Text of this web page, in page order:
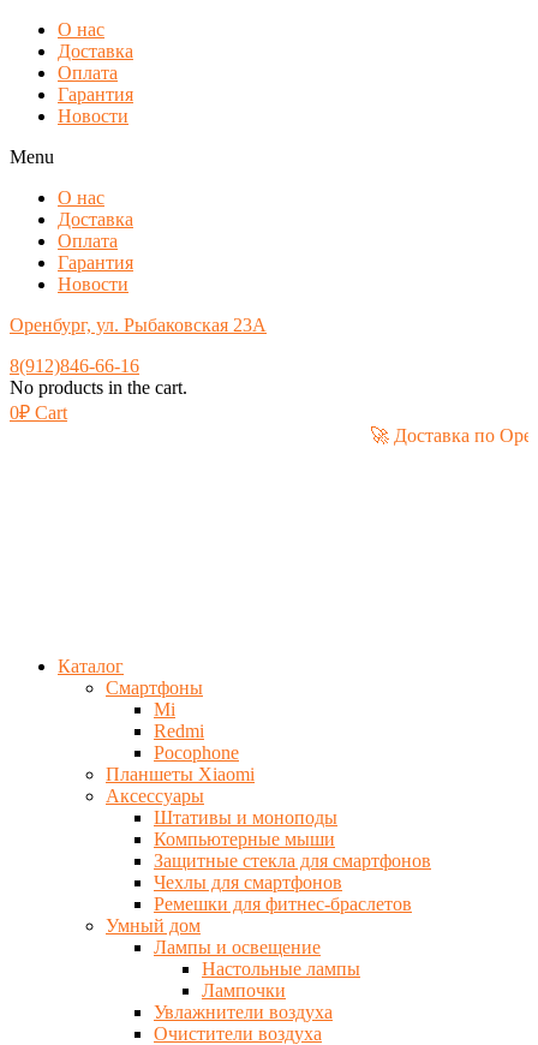
О нас
Доставка
Оплата
Гарантия
Новости
Menu
О нас
Доставка
Оплата
Гарантия
Новости
Оренбург, ул. Рыбаковская 23А
8(912)846-66-16
No products in the cart.
0₽ Cart
🚀 Доставка
Каталог
Смартфоны
Mi
Redmi
Pocophone
Планшеты Xiaomi
Аксессуары
Штативы и моноподы
Компьютерные мыши
Защитные стекла для смартфонов
Чехлы для смартфонов
Ремешки для фитнес-браслетов
Умный дом
Лампы и освещение
Настольные лампы
Лампочки
Увлажнители воздуха
Очистители воздуха